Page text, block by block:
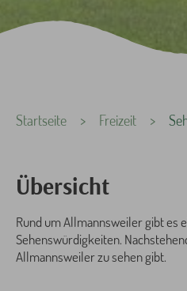
Startseite Freizeit
Übersicht
Rund um Allmannsweiler gibt es
Sehenswürdigkeiten.
Allmannsweiler zu sehen gibt.